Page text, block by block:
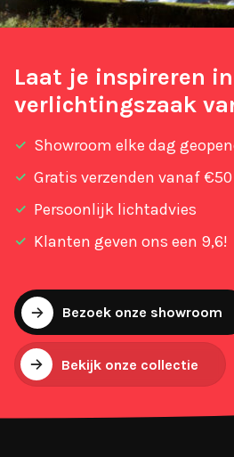
Laat je inspireren
verlichtingszaak
Showroom elke dag
Gratis verzenden vanaf €50
Persoonlijk lichtadvies
Klanten geven ons een 9,6!
Bezoek onze showroom
Bekijk onze collectie